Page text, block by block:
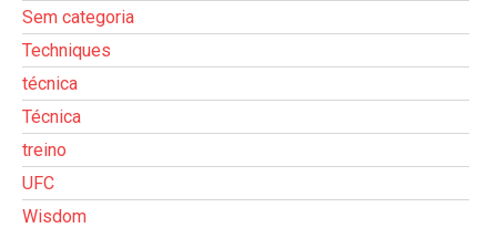
Sem categoria
Techniques
técnica
Técnica
treino
UFC
Wisdom